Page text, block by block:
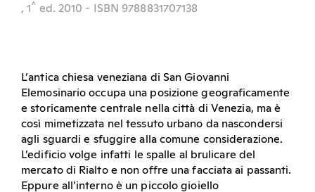
, 1^ ed. 2010 - ISBN 9788831707138
L’antica chiesa veneziana di San Giovanni
Elemosinario occupa una posizione geograficamente
e storicamente centrale nella città di Venezia, ma è
così mimetizzata nel tessuto urbano da nascondersi
agli sguardi e sfuggire alla comune considerazione.
L’edificio volge infatti le spalle al brulicare del
mercato di Rialto e non offre una facciata ai passanti.
Eppure all’interno è un piccolo gioiello